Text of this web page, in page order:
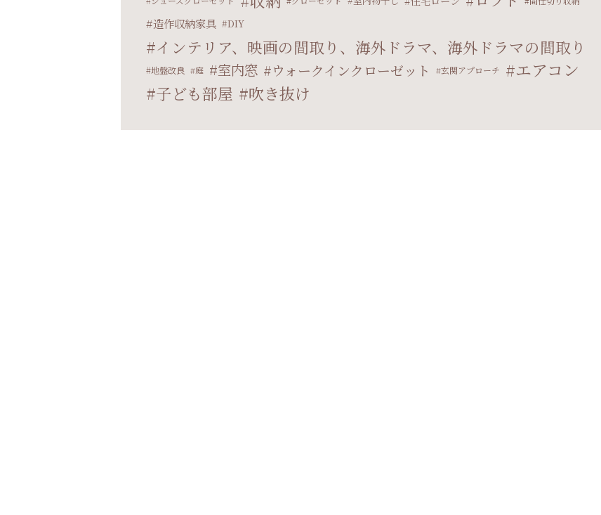
造作収納家具 DIY
インテリア、映画の間取り、海外ドラマ、海外ドラマの間取り
地盤改良 庭 室内窓 ウォークインクローゼット 玄関アプローチ エアコン
子ども部屋 吹き抜け